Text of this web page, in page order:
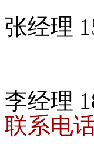
张经理
李经理
联系电话